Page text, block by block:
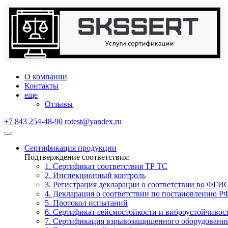
О компании
Контакты
еще
Отзывы
+7 843 254-48-90 rotest@yandex.ru
Сертификация продукции
Подтверждение соответствия:
1. Сертификат соответствия ТР ТС
2. Инспекционный контроль
3. Регистрация декларации о соответствии во
4. Декларация о соответствии по постановлению
5. Протокол испытаний
6. Сертификат сейсмостойкости и
7. Сертификация взрывозащищенного